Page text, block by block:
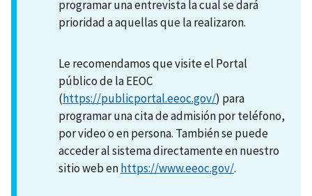
programar una entrevista la cual se dará
prioridad a aquellas que la realizaron.
Le recomendamos que visite el Portal
público de la EEOC
(https://publicportal.eeoc.gov/) para
programar una cita de admisión por teléfono,
por video o en persona. También se puede
acceder al sistema directamente en nuestro
sitio web enhttps://www.eeoc.gov/.